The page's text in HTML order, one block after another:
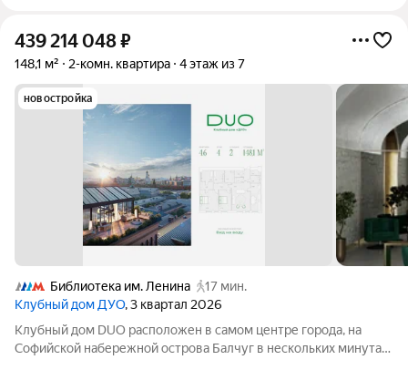
439 214 048₽
148,1 м² 2-комн. квартира 4 этаж из 7
новостройка
Библиотека им. Ленина
17 мин.
Клубный дом ДУО, 3 квартал 2026
Клубный дом DUO расположен в самом центре города, на
Софийской набережной острова Балчуг в нескольких минутах